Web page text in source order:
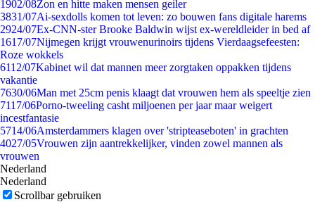
1902/08Zon en hitte maken mensen geiler
3831/07Ai-sexdolls komen tot leven: zo bouwen fans digitale harems
2924/07Ex-CNN-ster Brooke Baldwin wijst ex-wereldleider in bed af
1617/07Nijmegen krijgt vrouwenurinoirs tijdens Vierdaagsefeesten:
Roze wokkels
6112/07Kabinet wil dat mannen meer zorgtaken oppakken tijdens
vakantie
7630/06Man met 25cm penis klaagt dat vrouwen hem als speeltje zien
7117/06Porno-tweeling casht miljoenen per jaar maar weigert
incestfantasie
5714/06Amsterdammers klagen over 'stripteaseboten' in grachten
4027/05Vrouwen zijn aantrekkelijker, vinden zowel mannen als
vrouwen
Nederland
Nederland
Scrollbar gebruiken